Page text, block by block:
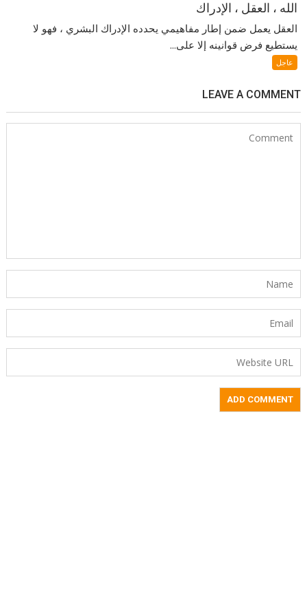
الله ، العقل ، الإدراك
العقل يعمل ضمن إطار مفاهيمي يحدده الإدراك البشري ، فهو لا
يستطيع فرض قوانينه إلا على...
عاجل
LEAVE A COMMENT